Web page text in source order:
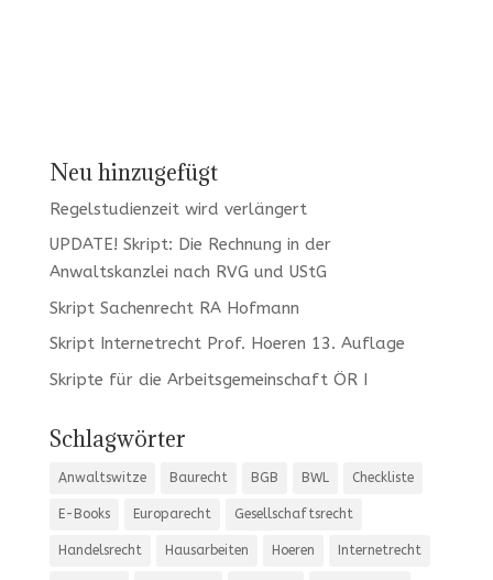
Neu hinzugefügt
Regelstudienzeit wird verlängert
UPDATE! Skript: Die Rechnung in der
Anwaltskanzlei nach RVG und UStG
Skript Sachenrecht RA Hofmann
Skript Internetrecht Prof. Hoeren 13. Auflage
Skripte für die Arbeitsgemeinschaft ÖR I
Schlagwörter
Anwaltswitze Baurecht BGB BWL Checkliste
E-Books Europarecht Gesellschaftsrecht
Handelsrecht Hausarbeiten Hoeren Internetrecht